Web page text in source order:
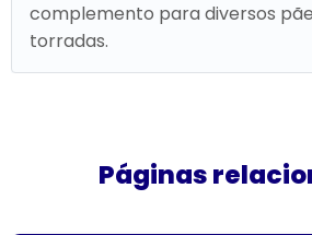
complemento para diversos
torradas.
Páginas